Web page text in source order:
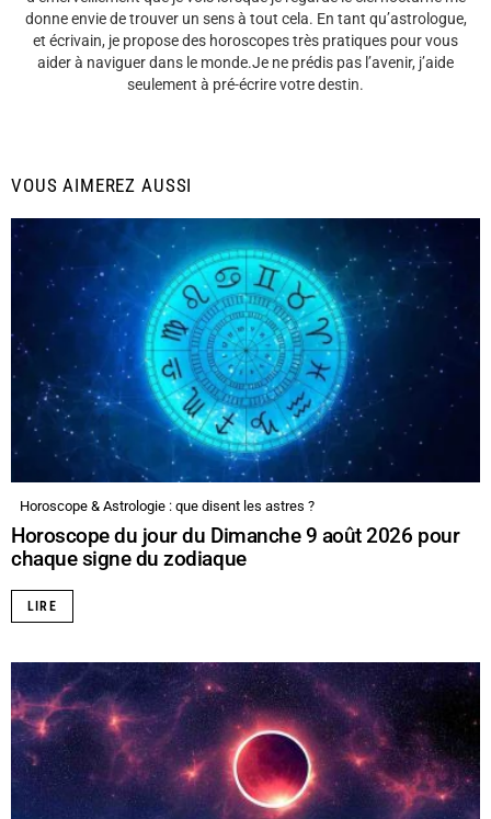
donne envie de trouver un sens à tout cela. En tant qu’astrologue,
et écrivain, je propose des horoscopes très pratiques pour vous
aider à naviguer dans le monde.Je ne prédis pas l’avenir, j’aide
seulement à pré-écrire votre destin.
VOUS AIMEREZ AUSSI
Horoscope & Astrologie : que disent les astres ?
Horoscope du jour du Dimanche 9 août 2026 pour
chaque signe du zodiaque
LIRE